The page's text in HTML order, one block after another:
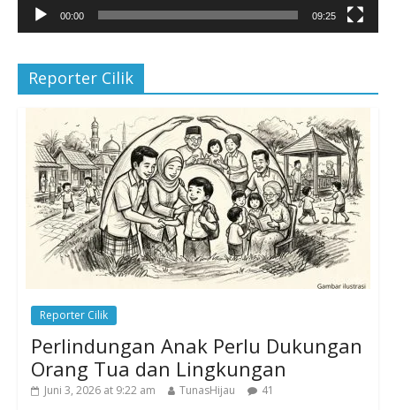
00:00 09:25
Reporter Cilik
Reporter Cilik
Perlindungan Anak Perlu Dukungan
Orang Tua dan Lingkungan
Juni 3, 2026 at 9:22 am TunasHijau 41